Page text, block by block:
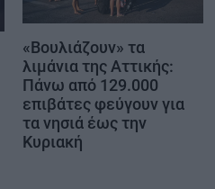
«Βουλιάζουν» τα
λιμάνια της Αττικής:
Πάνω από 129.000
επιβάτες φεύγουν για
τα νησιά έως την
Κυριακή